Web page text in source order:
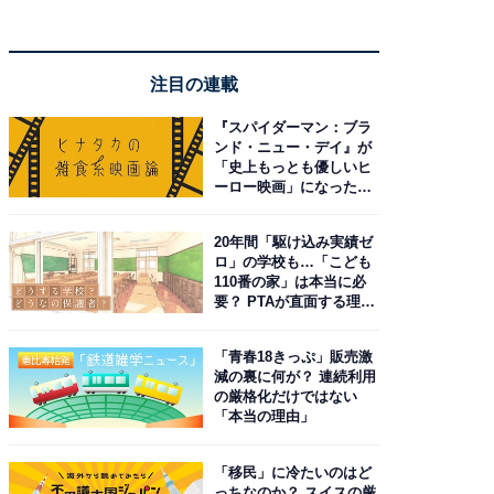
注目の連載
『スパイダーマン：ブラ
ンド・ニュー・デイ』が
「史上もっとも優しいヒ
ーロー映画」になった理
20年間「駆け込み実績ゼ
ロ」の学校も…「こども
110番の家」は本当に必
要？ PTAが直面する理想
「青春18きっぷ」販売激
減の裏に何が？ 連続利用
の厳格化だけではない
「本当の理由」
「移民」に冷たいのはど